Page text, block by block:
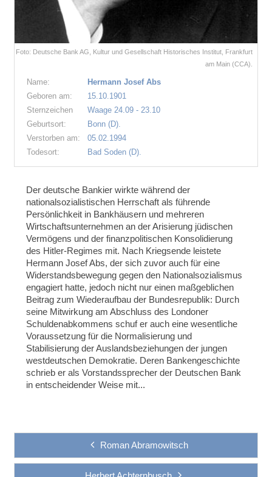
Foto: Deutsche Bank AG, Kultur und Gesellschaft Historisches Institut, Frankfurt
am Main (CCA).
Name:
Hermann Josef Abs
Geboren am:
15.10.1901
Sternzeichen
Waage 24.09 - 23.10
Geburtsort:
Bonn (D).
Verstorben am:
05.02.1994
Todesort:
Bad Soden (D).
Der deutsche Bankier wirkte während der
nationalsozialistischen Herrschaft als führende
Persönlichkeit in Bankhäusern und mehreren
Wirtschaftsunternehmen an der Arisierung jüdischen
Vermögens und der finanzpolitischen Konsolidierung
des Hitler-Regimes mit. Nach Kriegsende leistete
Hermann Josef Abs, der sich zuvor auch für eine
Widerstandsbewegung gegen den Nationalsozialismus
engagiert hatte, jedoch nicht nur einen maßgeblichen
Beitrag zum Wiederaufbau der Bundesrepublik: Durch
seine Mitwirkung am Abschluss des Londoner
Schuldenabkommens schuf er auch eine wesentliche
Voraussetzung für die Normalisierung und
Stabilisierung der Auslandsbeziehungen der jungen
westdeutschen Demokratie. Deren Bankengeschichte
schrieb er als Vorstandssprecher der Deutschen Bank
in entscheidender Weise mit...
Roman Abramowitsch